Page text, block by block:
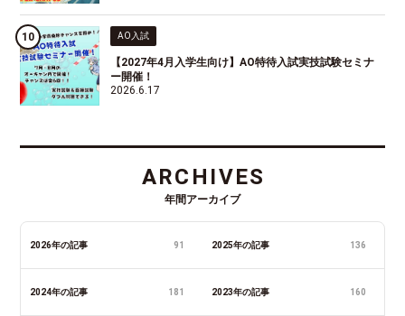
AO入試
【2027年4月入学生向け】AO特待入試実技試験セミナ
ー開催！
2026.6.17
ARCHIVES
年間アーカイブ
2026年の記事 91 2025年の記事 136
2024年の記事 181 2023年の記事 160